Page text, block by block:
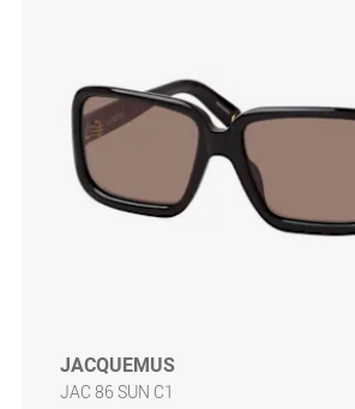
JACQUEMUS
JAC 86 SUN C1